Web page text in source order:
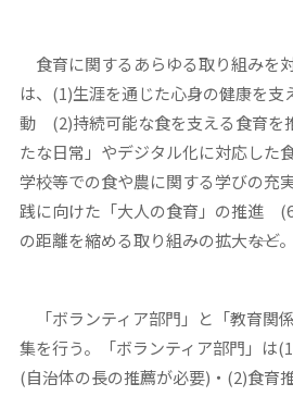
食育に関するあらゆる取り組みを
は、(1)生涯を通じた心身の健康を支
動 (2)持続可能な食を支える食育
たな日常」やデジタル化に対応し
学校等での食や農に関する学びの
践に向けた「大人の食育」の推進
の距離を縮める取り組みの拡大――など。
「ボランティア部門」と「教育関
集を行う。「ボランティア部門」は
(自治体の長の推薦が必要)・(2)食育